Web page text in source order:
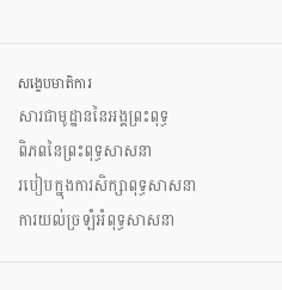
សង្ខេបមាតិការ
សារជាមូដ្ឋាននៃអង្គព្រះពុទ្ធ
ពិភពនៃព្រះពុទ្ធសាសនា
របៀបក្នុងការសិក្សាពុទ្ធសាសនា
ការយល់ច្រឡំអំពុទ្ធសាសនា